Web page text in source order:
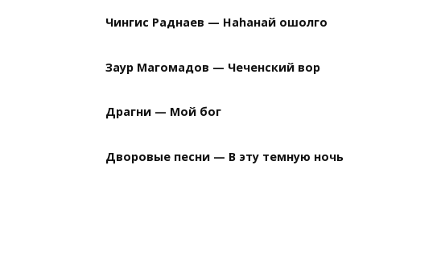
Чингис Раднаев — Наhанай ошолго
Заур Магомадов — Чеченский вор
Драгни — Мой бог
Дворовые песни — В эту темную ночь